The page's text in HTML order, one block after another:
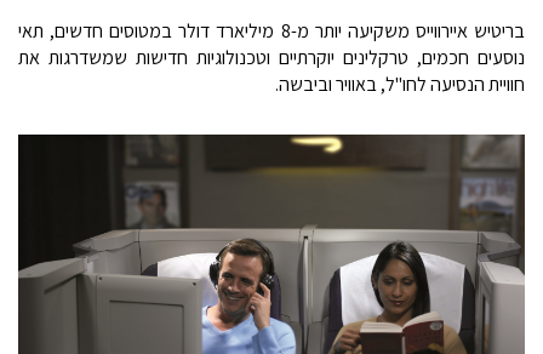
בריטיש איירווייס משקיעה יותר מ-8 מיליארד דולר במטוסים חדשים, תאי
נוסעים חכמים, טרקלינים יוקרתיים וטכנולוגיות חדישות שמשדרגות את
חוויית הנסיעה לחו"ל, באוויר וביבשה.